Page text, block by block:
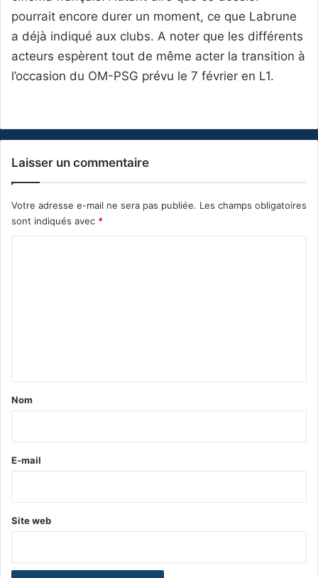
pourrait encore durer un moment, ce que Labrune
a déjà indiqué aux clubs. A noter que les différents
acteurs espèrent tout de même acter la transition à
l’occasion du OM-PSG prévu le 7 février en L1.
Laisser un commentaire
Votre adresse e-mail ne sera pas publiée. Les champs obligatoires
sont indiqués avec *
a
e
Nom
E-mail
Site web